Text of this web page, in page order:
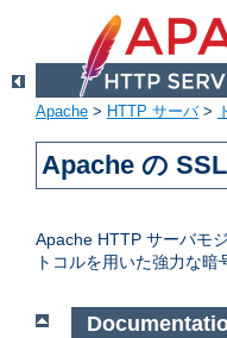
Apache > HTTP サーバ>
Apache の
Apache HTTP サーバモ
トコルを用いた強力な暗